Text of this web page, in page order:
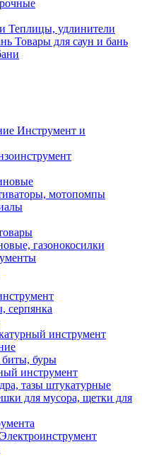
Теплицы, удлинители
Товары для саун и бань
Инструмент и
мотопомпы
газонокосилки
серпянка
инструмент
биты, буры
инструмент
тазы штукатурные
для мусора, щетки для
Электроинструмент